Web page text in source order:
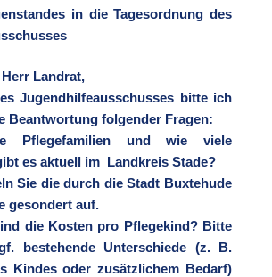
in die Tagesordnung des
Landrat,
Jugendhilfeausschusses bitte ich
Beantwortung folgender Fragen:
Pflegefamilien und wie viele
es aktuell im Landkreis Stade?
Sie die durch die Stadt Buxtehude
gesondert auf.
die Kosten pro Pflegekind? Bitte
bestehende Unterschiede (z. B.
Kindes oder zusätzlichem Bedarf)